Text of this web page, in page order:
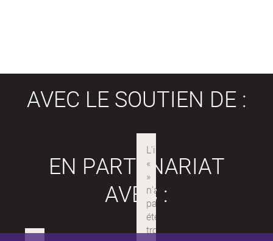
AVEC LE SOUTIEN DE :
EN PARTENARIAT
AVEC :